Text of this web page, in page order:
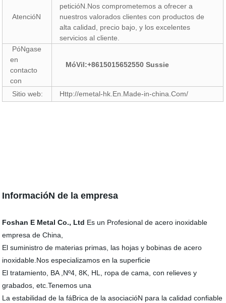
AtencióN
peticióN.Nos comprometemos a ofrecer a
nuestros valorados clientes con productos de
alta calidad, precio bajo, y los excelentes
servicios al cliente.
PóNgase
en
contacto
con
MóVil:+8615015652550 Sussie
Sitio web: Http://emetal-hk.En.Made-in-china.Com/
InformacióN de la empresa
Foshan E Metal Co., Ltd Es un Profesional de acero inoxidable
empresa de China,
El suministro de materias primas, las hojas y bobinas de acero
inoxidable.Nos especializamos en la superficie
El tratamiento, BA ,Nº4, 8K, HL, ropa de cama, con relieves y
grabados, etc.Tenemos una
La estabilidad de la fáBrica de la asociacióN para la calidad confiable